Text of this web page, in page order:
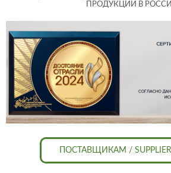
ПРОДУКЦИИ В
ПОСТАВЩИКАМ /